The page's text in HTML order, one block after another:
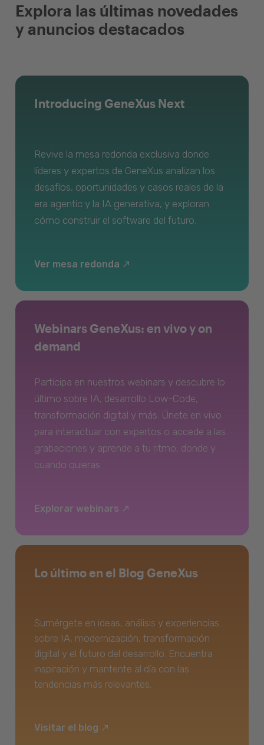
Explora las últimas novedades
y anuncios destacados
Introducing GeneXus Next
Revive la mesa redonda exclusiva donde
líderes y expertos de GeneXus analizan los
desafíos, oportunidades y casos reales de la
era agentic y la IA generativa, y exploran
cómo construir el software del futuro.
Ver mesa redonda
Webinars GeneXus: en vivo y on
demand
Participa en nuestros webinars y descubre lo
último sobre IA, desarrollo Low-Code,
transformación digital y más. Únete en vivo
para interactuar con expertos o accede a las
grabaciones y aprende a tu ritmo, donde y
cuando quieras.
Explorar webinars
Lo último en el Blog GeneXus
Sumérgete en ideas, análisis y experiencias
sobre IA, modernización, transformación
digital y el futuro del desarrollo. Encuentra
inspiración y mantente al día con las
tendencias más relevantes.
Visitar el blog